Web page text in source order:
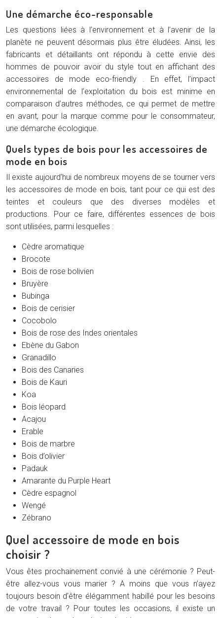
Une démarche éco-responsable
Les questions liées à l’environnement et à l’avenir de la
planète ne peuvent désormais plus être éludées. Ainsi, les
fabricants et détaillants ont répondu à cette envie des
hommes de pouvoir avoir du style tout en affichant des
accessoires de mode eco-friendly . En effet, l’impact
environnemental de l’exploitation du bois est minime en
comparaison d’autres méthodes, ce qui permet de mettre
en avant, pour la marque comme pour le consommateur,
une démarche écologique.
Quels types de bois pour les accessoires de
mode en bois
Il existe aujourd’hui de nombreux moyens de se tourner vers
les accessoires de mode en bois, tant pour ce qui est des
teintes et couleurs que des diverses modèles et
productions. Pour ce faire, différentes essences de bois
sont utilisées, parmi lesquelles :
Cèdre aromatique
Brocote
Bois de rose bolivien
Bruyère
Bubinga
Bois de cerisier
Cocobolo
Bois de rose des Indes orientales
Ebène du Gabon
Granadillo
Bois des Canaries
Bois de Kauri
Koa
Bois léopard
Acajou
Erable
Bois de marbre
Bois d’olivier
Padauk
Amarante du Purple Heart
Cèdre espagnol
Wengé
Zébrano
Quel accessoire de mode en bois
choisir ?
Vous êtes prochainement convié à une cérémonie ? Peut-
être allez-vous vous marier ? A moins que vous n’ayez
toujours besoin d’être élégamment habillé pour les besoins
de votre travail ? Pour toutes les occasions, il existe un